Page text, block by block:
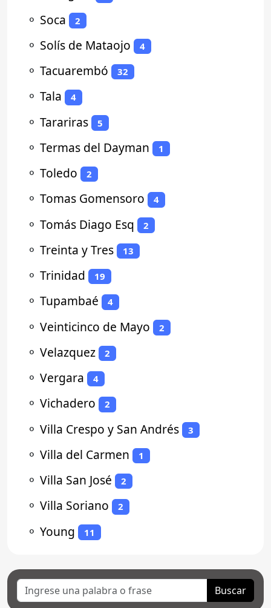
⚬ Soca 2
⚬ Solís de Mataojo 4
⚬ Tacuarembó 32
⚬ Tala 4
⚬ Tarariras 5
⚬ Termas del Dayman 1
⚬ Toledo 2
⚬ Tomas Gomensoro 4
⚬ Tomás Diago Esq 2
⚬ Treinta y Tres 13
⚬ Trinidad 19
⚬ Tupambaé 4
⚬ Veinticinco de Mayo 2
⚬ Velazquez 2
⚬ Vergara 4
⚬ Vichadero 2
⚬ Villa Crespo y San Andrés 3
⚬ Villa del Carmen 1
⚬ Villa San José 2
⚬ Villa Soriano 2
⚬ Young 11
Buscar